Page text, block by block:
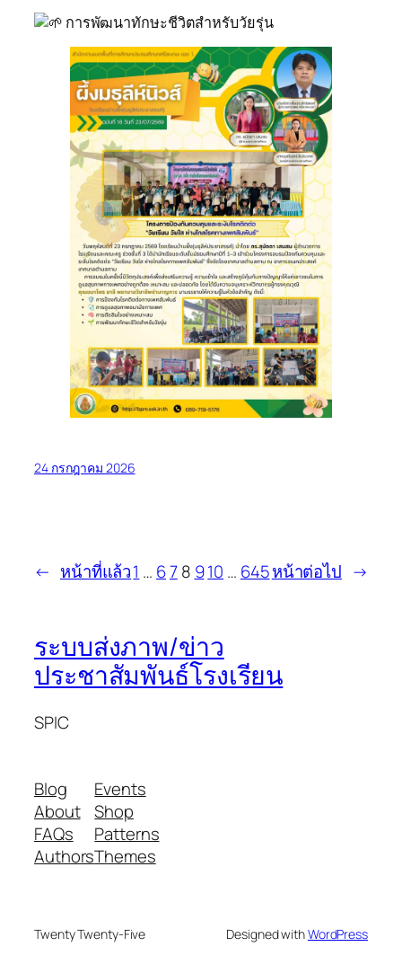
การพัฒนาทักษะชีวิตสำหรับวัยรุ่น
24 กรกฎาคม 2026
← หน้าที่แล้ว1 … 67 8 910 … 645หน้าต่อไป →
ระบบส่งภาพ/ข่าว
ประชาสัมพันธ์โรงเรียน
SPIC
Blog
About
FAQs
Authors
Events
Shop
Patterns
Themes
Twenty Twenty-Five Designed withWordPress